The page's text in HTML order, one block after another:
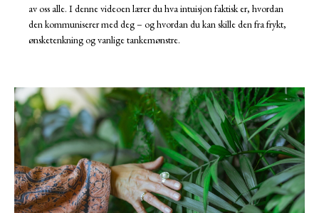
av oss alle. I denne videoen lærer du hva intuisjon faktisk er, hvordan
den kommuniserer med deg – og hvordan du kan skille den fra frykt,
ønsketenkning og vanlige tankemønstre.